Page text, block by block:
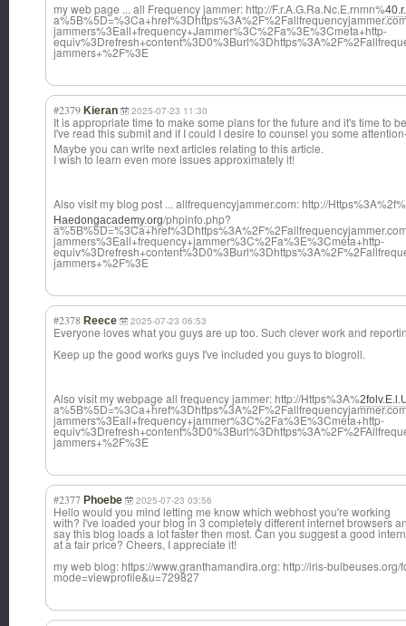
my web page ... all Frequency jammer: http://F.r.A.G.Ra.Nc.E.rnmn%
jammers%3Eall+frequency+Jammer%3C%2Fa%3E%3Cmeta+http-
jammers+%2F%3E
#2379 Kieran 2025-07-23 11:30
It is appropriate time to make some plans for the future and it's time to
I've read this submit and if I could I desire to counsel you some
Maybe you can write next articles relating to this article.
I wish to learn even more issues approximately it!
Also visit my blog post ... allfrequencyjammer.com: http://Https%3A%2f%
Haedongacademy.org/phpinfo.php?
jammers%3Eall+frequency+jammer%3C%2Fa%3E%3Cmeta+http-
jammers+%2F%3E
#2378 Reece 2025-07-23 06:53
Everyone loves what you guys are up too. Such clever work and
Keep up the good works guys I've included you guys to blogroll.
Also visit my webpage all frequency jammer: http://Https%3A%
jammers%3Eall+frequency+jammer%3C%2Fa%3E%3Cmeta+http-
jammers+%2F%3E
#2377 Phoebe 2025-07-23 03:56
Hello would you mind letting me know which webhost you're working
with? I've loaded your blog in 3 completely different internet browsers
say this blog loads a lot faster then most. Can you suggest a good
at a fair price? Cheers, I appreciate it!
my web blog: https://www.granthamandira.org: http://iris-bulbeuses.org/
mode=viewprofile&u=729827